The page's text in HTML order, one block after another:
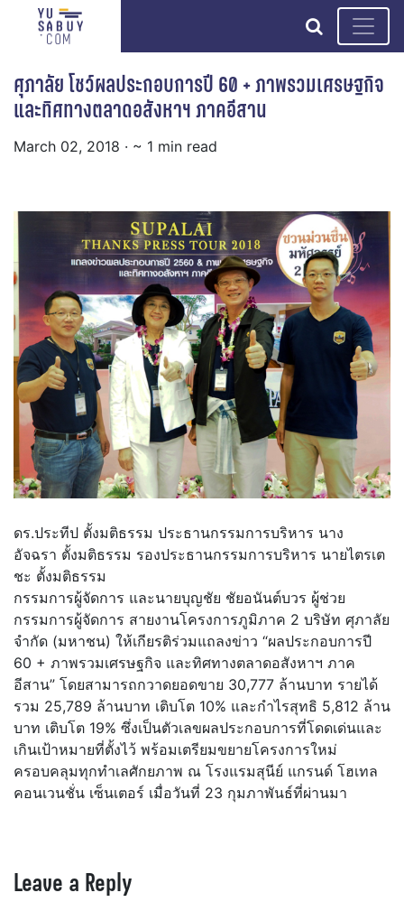
search
ศุภาลัย โชว์ผลประกอบการปี 60 + ภาพรวมเศรษฐกิจ
และทิศทางตลาดอสังหาฯ ภาคอีสาน
March 02, 2018 · ~ 1 min read
ดร.ประทีป ตั้งมติธรรม ประธานกรรมการบริหาร นาง
อัจฉรา ตั้งมติธรรม รองประธานกรรมการบริหาร นายไตรเต
ชะ ตั้งมติธรรม
กรรมการผู้จัดการ และนายบุญชัย ชัยอนันต์บวร ผู้ช่วย
กรรมการผู้จัดการ สายงานโครงการภูมิภาค 2 บริษัท ศุภาลัย
จำกัด (มหาชน) ให้เกียรติร่วมแถลงข่าว “ผลประกอบการปี
60 + ภาพรวมเศรษฐกิจ และทิศทางตลาดอสังหาฯ ภาค
อีสาน” โดยสามารถกวาดยอดขาย 30,777 ล้านบาท รายได้
รวม 25,789 ล้านบาท เติบโต 10% และกำไรสุทธิ 5,812 ล้าน
บาท เติบโต 19% ซึ่งเป็นตัวเลขผลประกอบการที่โดดเด่นและ
เกินเป้าหมายที่ตั้งไว้ พร้อมเตรียมขยายโครงการใหม่
ครอบคลุมทุกทำเลศักยภาพ ณ โรงแรมสุนีย์ แกรนด์ โฮเทล
คอนเวนชั่น เซ็นเตอร์ เมื่อวันที่ 23 กุมภาพันธ์ที่ผ่านมา
Leave a Reply